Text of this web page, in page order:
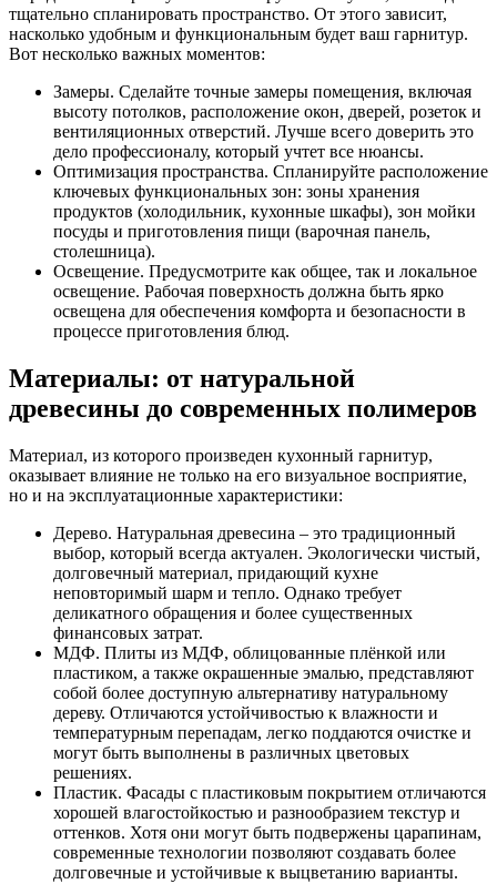
тщательно спланировать пространство. От этого зависит,
насколько удобным и функциональным будет ваш гарнитур.
Вот несколько важных моментов:
Замеры. Сделайте точные замеры помещения, включая
высоту потолков, расположение окон, дверей, розеток и
вентиляционных отверстий. Лучше всего доверить это
дело профессионалу, который учтет все нюансы.
Оптимизация пространства. Спланируйте расположение
ключевых функциональных зон: зоны хранения
продуктов (холодильник, кухонные шкафы), зон мойки
посуды и приготовления пищи (варочная панель,
столешница).
Освещение. Предусмотрите как общее, так и локальное
освещение. Рабочая поверхность должна быть ярко
освещена для обеспечения комфорта и безопасности в
процессе приготовления блюд.
Материалы: от натуральной
древесины до современных полимеров
Материал, из которого произведен кухонный гарнитур,
оказывает влияние не только на его визуальное восприятие,
но и на эксплуатационные характеристики:
Дерево. Натуральная древесина – это традиционный
выбор, который всегда актуален. Экологически чистый,
долговечный материал, придающий кухне
неповторимый шарм и тепло. Однако требует
деликатного обращения и более существенных
финансовых затрат.
МДФ. Плиты из МДФ, облицованные плёнкой или
пластиком, а также окрашенные эмалью, представляют
собой более доступную альтернативу натуральному
дереву. Отличаются устойчивостью к влажности и
температурным перепадам, легко поддаются очистке и
могут быть выполнены в различных цветовых
решениях.
Пластик. Фасады с пластиковым покрытием отличаются
хорошей влагостойкостью и разнообразием текстур и
оттенков. Хотя они могут быть подвержены царапинам,
современные технологии позволяют создавать более
долговечные и устойчивые к выцветанию варианты.